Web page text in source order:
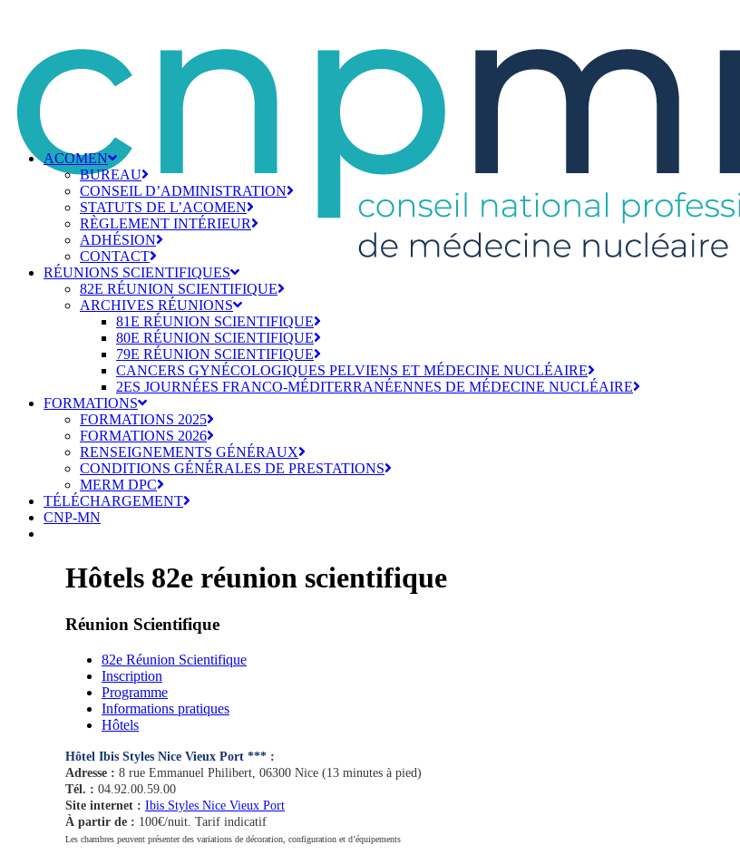
ACOMEN
BUREAU
CONSEIL D’ADMINISTRATION
STATUTS DE L’ACOMEN
RÈGLEMENT INTÉRIEUR
ADHÉSION
CONTACT
RÉUNIONS SCIENTIFIQUES
82E RÉUNION SCIENTIFIQUE
ARCHIVES RÉUNIONS
81E RÉUNION SCIENTIFIQUE
80E RÉUNION SCIENTIFIQUE
79E RÉUNION SCIENTIFIQUE
CANCERS GYNÉCOLOGIQUES PELVIENS ET MÉDECINE NUCLÉAIRE
2ES JOURNÉES FRANCO-MÉDITERRANÉENNES DE MÉDECINE NUCLÉAIRE
FORMATIONS
FORMATIONS 2025
FORMATIONS 2026
RENSEIGNEMENTS GÉNÉRAUX
CONDITIONS GÉNÉRALES DE PRESTATIONS
MERM DPC
TÉLÉCHARGEMENT
CNP-MN
Hôtels 82e réunion scientifique
Réunion Scientifique
82e Réunion Scientifique
Inscription
Programme
Informations pratiques
Hôtels
Hôtel Ibis Styles Nice Vieux Port *** :
Adresse : 8 rue Emmanuel Philibert, 06300 Nice (13 minutes à pied)
Tél. : 04.92.00.59.00
Site internet : Ibis Styles Nice Vieux Port
À partir de : 100€/nuit. Tarif indicatif
Les chambres peuvent présenter des variations de décoration, configuration et d’équipements